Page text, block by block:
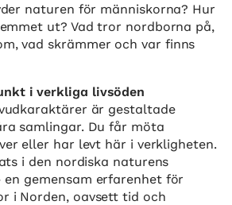
naturen för människorna? Hur
ut? Vad tror nordborna på,
vad skrämmer och var finns
i verkliga livsöden
är gestaltade
samlingar. Du får möta
eller har levt här i verkligheten.
i den nordiska naturens
gemensam erfarenhet för
i Norden, oavsett tid och